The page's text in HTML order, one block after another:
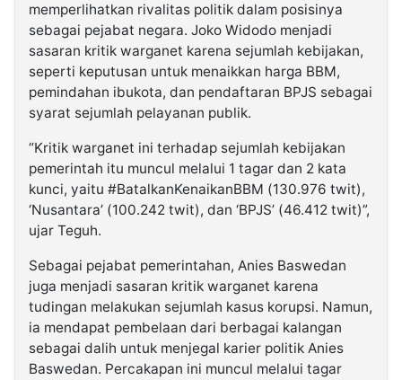
memperlihatkan rivalitas politik dalam posisinya
sebagai pejabat negara. Joko Widodo menjadi
sasaran kritik warganet karena sejumlah kebijakan,
seperti keputusan untuk menaikkan harga BBM,
pemindahan ibukota, dan pendaftaran BPJS sebagai
syarat sejumlah pelayanan publik.
“Kritik warganet ini terhadap sejumlah kebijakan
pemerintah itu muncul melalui 1 tagar dan 2 kata
kunci, yaitu #BatalkanKenaikanBBM (130.976 twit),
‘Nusantara’ (100.242 twit), dan ‘BPJS’ (46.412 twit)”,
ujar Teguh.
Sebagai pejabat pemerintahan, Anies Baswedan
juga menjadi sasaran kritik warganet karena
tudingan melakukan sejumlah kasus korupsi. Namun,
ia mendapat pembelaan dari berbagai kalangan
sebagai dalih untuk menjegal karier politik Anies
Baswedan. Percakapan ini muncul melalui tagar